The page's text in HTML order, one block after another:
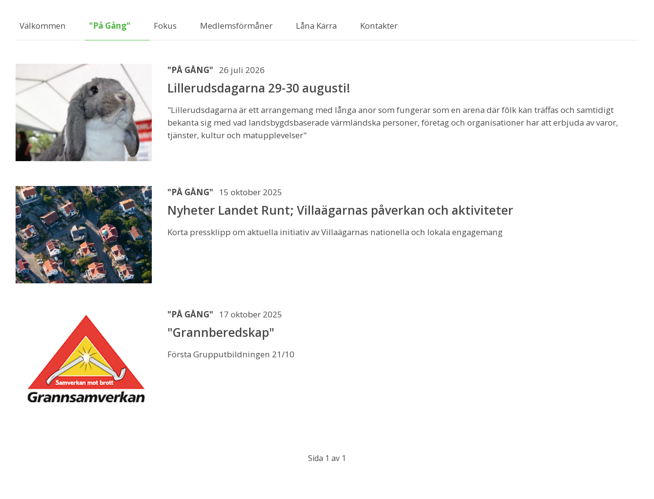
Välkommen "På Gång" Fokus Medlemsförmåner Låna Kärra Kontakter
"PÅ GÅNG" 26 juli 2026
Lillerudsdagarna 29-30 augusti!
"Lillerudsdagarna är ett arrangemang med långa anor som fungerar som en arena där fôlk kan träffas och samtidigt
bekanta sig med vad landsbygdsbaserade värmländska personer, företag och organisationer har att erbjuda av varor,
tjänster, kultur och matupplevelser"
"PÅ GÅNG" 15 oktober 2025
Nyheter Landet Runt; Villaägarnas påverkan och aktiviteter
Korta pressklipp om aktuella initiativ av Villaägarnas nationella och lokala engagemang
"PÅ GÅNG" 17 oktober 2025
"Grannberedskap"
Första Grupputbildningen 21/10
Sida 1 av 1